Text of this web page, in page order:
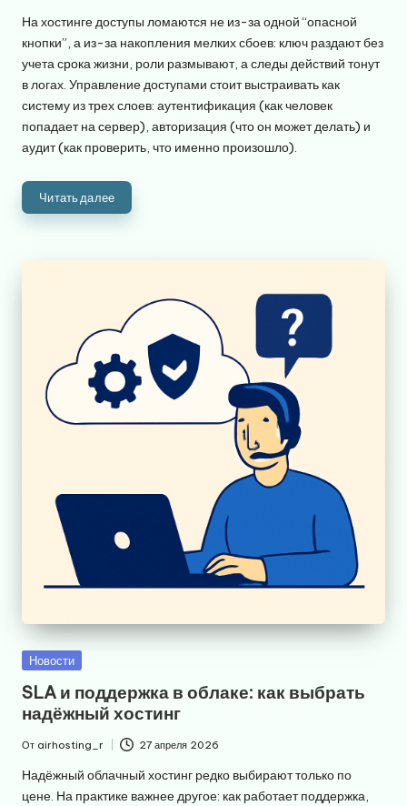
от
На хостинге доступы ломаются не из-за одной “опасной
кнопки”, а из-за накопления мелких сбоев: ключ раздают без
учета срока жизни, роли размывают, а следы действий тонут
в логах. Управление доступами стоит выстраивать как
систему из трех слоев: аутентификация (как человек
попадает на сервер), авторизация (что он может делать) и
аудит (как проверить, что именно произошло).
Читать далее
Опубликовано
Новости
SLA и поддержка в облаке: как выбрать
надёжный хостинг
Запись
от
От airhosting_r 27 апреля 2026
Надёжный облачный хостинг редко выбирают только по
цене. На практике важнее другое: как работает поддержка,